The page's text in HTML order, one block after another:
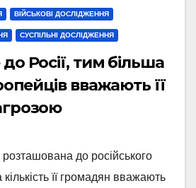
ВІЙСЬКОВІ ДОСЛІДЖЕННЯ
СУСПІЛЬНІ ДОСЛІДЖЕННЯ
Росії, тим більша
вважають її
до російського
її громадян вважають